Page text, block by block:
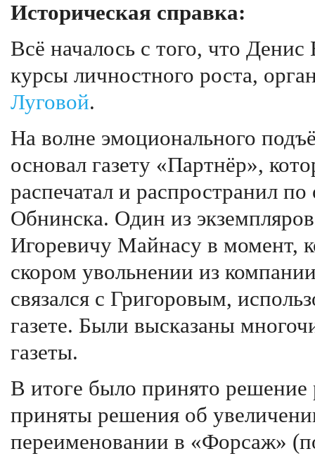
Историческая справка:
Всё началось с того, что Денис
курсы личностного роста,
Луговой.
На волне эмоционального
основал газету «Партнёр»,
распечатал и распространил
Обнинска. Один из
Игоревичу Майнасу в момент,
скором увольнении из
связался с Григоровым,
газете. Были высказаны
газеты.
В итоге было принято решение
приняты решения об
переименовании в «Форсаж»